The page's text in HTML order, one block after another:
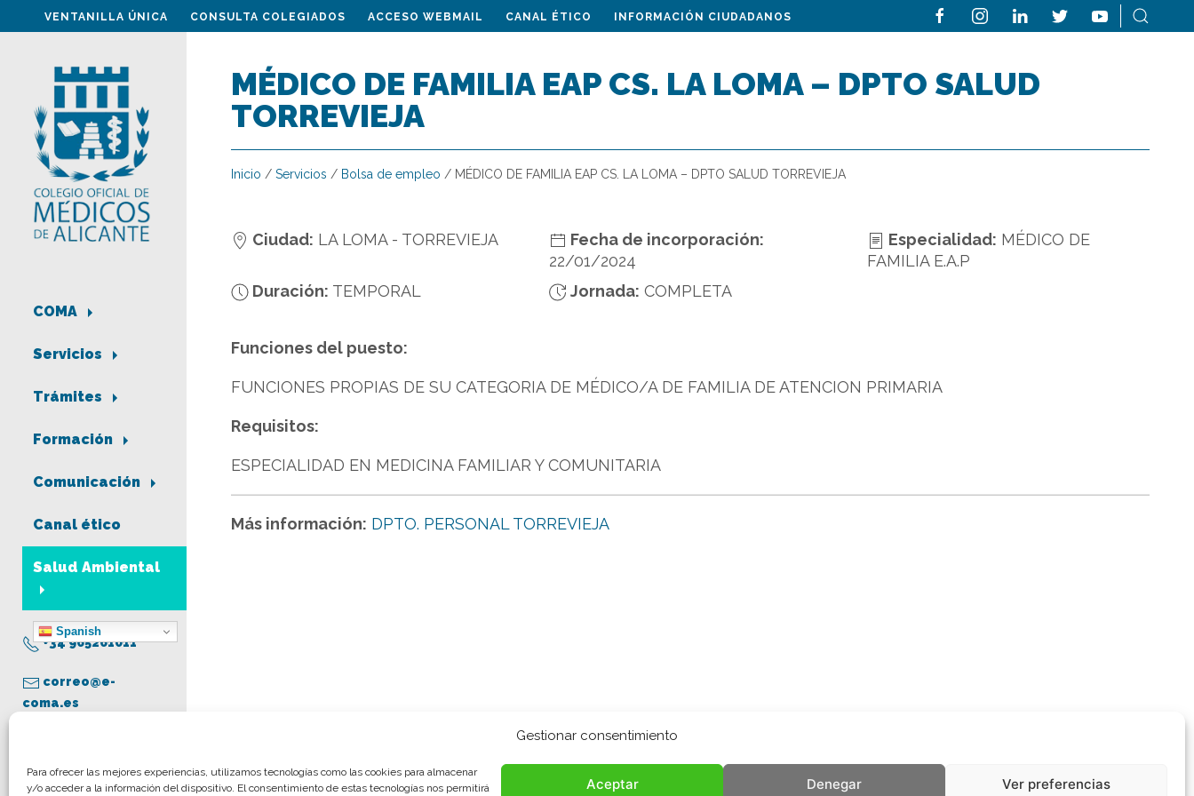
Gestionar consentimiento
Para ofrecer las mejores experiencias, utilizamos tecnologías como las cookies para almacenar
y/o acceder a la información del dispositivo. El consentimiento de estas tecnologías nos permitirá
Aceptar Denegar Ver preferencias
VENTANILLA ÚNICA CONSULTA COLEGIADOS ACCESO WEBMAIL CANAL ÉTICO INFORMACIÓN CIUDADANOS
COMA
Servicios
Trámites
Formación
Comunicación
Canal ético
Salud Ambiental
Spanish
+34 965261011
correo@e-
coma.es
Aviso legal
MÉDICO DE FAMILIA EAP CS. LA LOMA – DPTO SALUD
TORREVIEJA
Inicio / Servicios / Bolsa de empleo / MÉDICO DE FAMILIA EAP CS. LA LOMA – DPTO SALUD TORREVIEJA
Ciudad: LA LOMA - TORREVIEJA
Fecha de incorporación:
22/01/2024
Especialidad: MÉDICO DE
FAMILIA E.A.P
Duración: TEMPORAL Jornada: COMPLETA
Funciones del puesto:
FUNCIONES PROPIAS DE SU CATEGORIA DE MÉDICO/A DE FAMILIA DE ATENCION PRIMARIA
Requisitos:
ESPECIALIDAD EN MEDICINA FAMILIAR Y COMUNITARIA
Más información: DPTO. PERSONAL TORREVIEJA